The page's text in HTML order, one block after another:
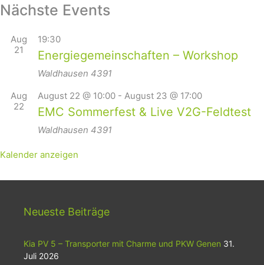
Nächste Events
Aug
21
19:30
Energiegemeinschaften – Workshop
Waldhausen 4391
Aug
22
August 22 @ 10:00 - August 23 @ 17:00
EMC Sommerfest & Live V2G-Feldtest
Waldhausen 4391
Kalender anzeigen
Neueste Beiträge
Kia PV 5 – Transporter mit Charme und PKW Genen 31.
Juli 2026